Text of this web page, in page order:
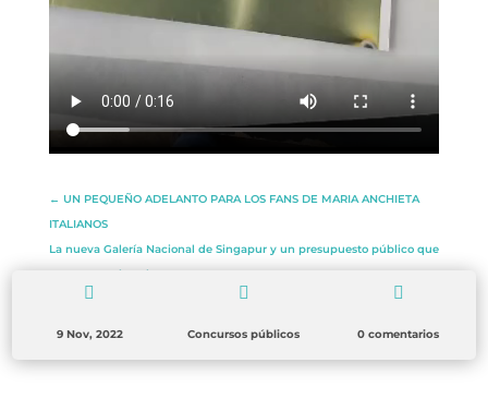
info@crowplan.com
922 28 00 28
← UN PEQUEÑO ADELANTO PARA LOS FANS DE MARIA ANCHIETA
ITALIANOS
La nueva Galería Nacional de Singapur y un presupuesto público que
apuesta por la cultura

9 Nov, 2022

Concursos públicos

0 comentarios